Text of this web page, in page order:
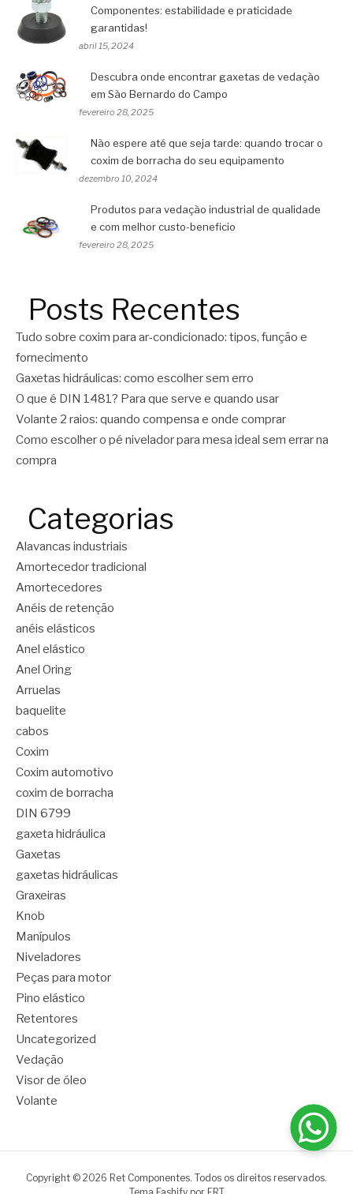
Componentes: estabilidade e praticidade
garantidas!
abril 15, 2024
Descubra onde encontrar gaxetas de vedação
em São Bernardo do Campo
fevereiro 28, 2025
Não espere até que seja tarde: quando trocar o
coxim de borracha do seu equipamento
dezembro 10, 2024
Produtos para vedação industrial de qualidade
e com melhor custo-beneficio
fevereiro 28, 2025
Posts Recentes
Tudo sobre coxim para ar-condicionado: tipos, função e
fornecimento
Gaxetas hidráulicas: como escolher sem erro
O que é DIN 1481? Para que serve e quando usar
Volante 2 raios: quando compensa e onde comprar
Como escolher o pé nivelador para mesa ideal sem errar na
compra
Categorias
Alavancas industriais
Amortecedor tradicional
Amortecedores
Anéis de retenção
anéis elásticos
Anel elástico
Anel Oring
Arruelas
baquelite
cabos
Coxim
Coxim automotivo
coxim de borracha
DIN 6799
gaxeta hidráulica
Gaxetas
gaxetas hidráulicas
Graxeiras
Knob
Manípulos
Niveladores
Peças para motor
Pino elástico
Retentores
Uncategorized
Vedação
Visor de óleo
Volante
Copyright © 2026 Ret Componentes. Todos os direitos reservados.
Tema Fashify por FRT